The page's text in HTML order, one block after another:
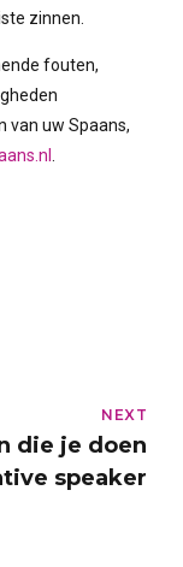
zinnen.
fouten,
van uw Spaans,
NEXT
die je doen
speaker